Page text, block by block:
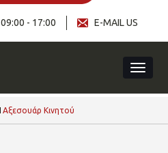
E-MAIL US
09:00 - 17:00
Αξεσουάρ Κινητού